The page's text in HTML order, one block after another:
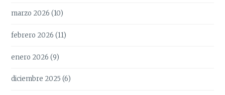
marzo 2026 (10)
febrero 2026 (11)
enero 2026 (9)
diciembre 2025 (6)